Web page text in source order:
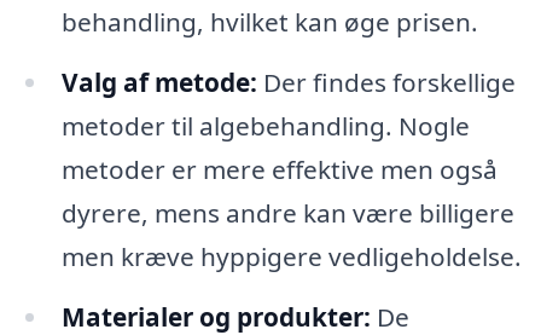
behandling, hvilket kan øge prisen.
Valg af metode: Der findes forskellige
metoder til algebehandling. Nogle
metoder er mere effektive men også
dyrere, mens andre kan være billigere
men kræve hyppigere vedligeholdelse.
Materialer og produkter: De